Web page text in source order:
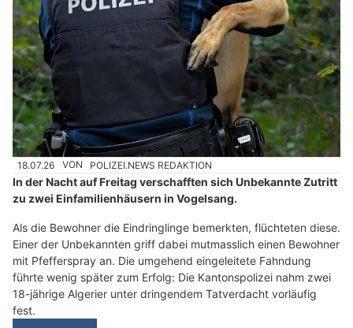
18.07.26 VON POLIZEI.NEWS REDAKTION
In der Nacht auf Freitag verschafften sich Unbekannte Zutritt
zu zwei Einfamilienhäusern in Vogelsang.
Als die Bewohner die Eindringlinge bemerkten, flüchteten diese.
Einer der Unbekannten griff dabei mutmasslich einen Bewohner
mit Pfefferspray an. Die umgehend eingeleitete Fahndung
führte wenig später zum Erfolg: Die Kantonspolizei nahm zwei
18-jährige Algerier unter dringendem Tatverdacht vorläufig
fest.